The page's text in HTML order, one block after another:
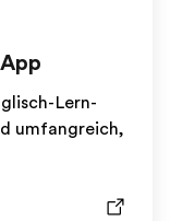
Lern-
umfangreich,